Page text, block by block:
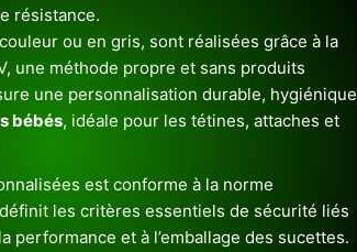
résistance.
ou en gris, sont réalisées grâce à la
une méthode propre et sans produits
une personnalisation durable, hygiénique
bébés, idéale pour les tétines, attaches et
est conforme à la norme
les critères essentiels de sécurité liés
performance et à l’emballage des sucettes.